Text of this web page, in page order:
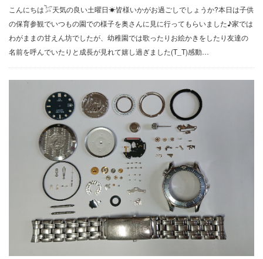
こんにちは𓅯天気の良い土曜日☀皆様いかがお過ごしでしょうか?本日は子供
の保育参観でいつもの園での様子を奥さんに見に行ってもらいました♪家では
わがままの甘えん坊でしたが、幼稚園では歌ったりお絵かきをしたり友達の
名前を呼んでいたりと成長が見れて嬉し過ぎました(T_T)感動…